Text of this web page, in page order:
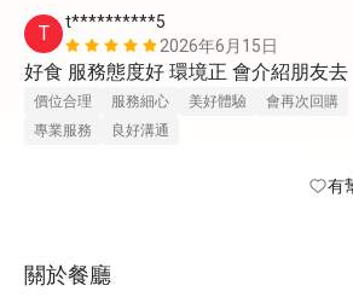
T
t**********5
2026年6月15日
好食 服務態度好 環境正 會介紹朋友去
價位合理 服務細心 美好體驗
會再次回購
專業服務
良好溝通
有
關於餐廳